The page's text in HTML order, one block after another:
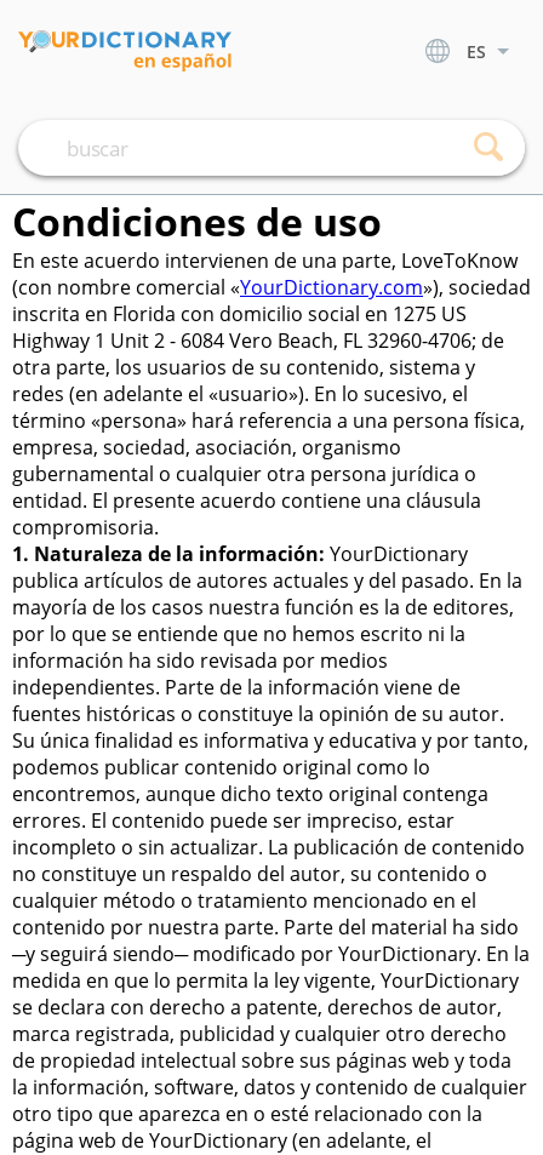
ES
Condiciones de uso
En este acuerdo intervienen de una parte, LoveToKnow
(con nombre comercial «YourDictionary.com»), sociedad
inscrita en Florida con domicilio social en 1275 US
Highway 1 Unit 2 - 6084 Vero Beach, FL 32960-4706; de
otra parte, los usuarios de su contenido, sistema y
redes (en adelante el «usuario»). En lo sucesivo, el
término «persona» hará referencia a una persona física,
empresa, sociedad, asociación, organismo
gubernamental o cualquier otra persona jurídica o
entidad. El presente acuerdo contiene una cláusula
compromisoria.
1. Naturaleza de la información: YourDictionary
publica artículos de autores actuales y del pasado. En la
mayoría de los casos nuestra función es la de editores,
por lo que se entiende que no hemos escrito ni la
información ha sido revisada por medios
independientes. Parte de la información viene de
fuentes históricas o constituye la opinión de su autor.
Su única finalidad es informativa y educativa y por tanto,
podemos publicar contenido original como lo
encontremos, aunque dicho texto original contenga
errores. El contenido puede ser impreciso, estar
incompleto o sin actualizar. La publicación de contenido
no constituye un respaldo del autor, su contenido o
cualquier método o tratamiento mencionado en el
contenido por nuestra parte. Parte del material ha sido
─y seguirá siendo─ modificado por YourDictionary. En la
medida en que lo permita la ley vigente, YourDictionary
se declara con derecho a patente, derechos de autor,
marca registrada, publicidad y cualquier otro derecho
de propiedad intelectual sobre sus páginas web y toda
la información, software, datos y contenido de cualquier
otro tipo que aparezca en o esté relacionado con la
página web de YourDictionary (en adelante, el